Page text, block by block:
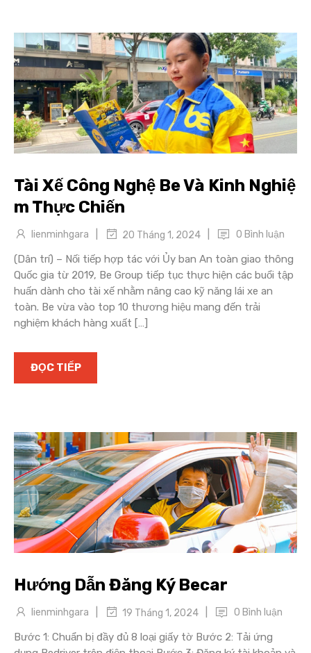
Tài Xế Công Nghệ Be Và Kinh Nghiệ
m Thực Chiến
lienminhgara 20 Tháng 1, 2024 0 Bình luận
(Dân trí) – Nối tiếp hợp tác với Ủy ban An toàn giao thông
Quốc gia từ 2019, Be Group tiếp tục thực hiện các buổi tập
huấn dành cho tài xế nhằm nâng cao kỹ năng lái xe an
toàn. Be vừa vào top 10 thương hiệu mang đến trải
nghiệm khách hàng xuất […]
ĐỌC TIẾP
Hướng Dẫn Đăng Ký Becar
lienminhgara 19 Tháng 1, 2024 0 Bình luận
Bước 1: Chuẩn bị đầy đủ 8 loại giấy tờ Bước 2: Tải ứng